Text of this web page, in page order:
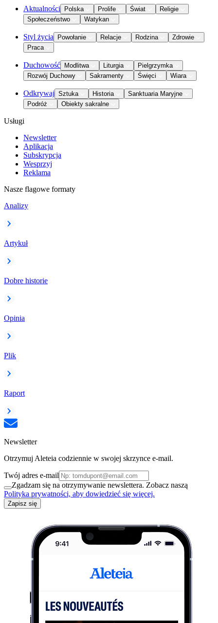
Aktualności Polska Prolife Świat
Religie
Społeczeństwo
Watykan
Styl życia Powołanie Relacje Rodzina
Zdrowie
Praca
Duchowość Modlitwa Liturgia
Pielgrzymka
Rozwój Duchowy
Sakramenty Święci Wiara
Odkrywaj Sztuka Historia
Sanktuaria Maryjne
Podróż
Obiekty sakralne
Usługi
Newsletter
Aplikacja
Subskrypcja
Wesprzyj
Reklama
Nasze flagowe formaty
Analizy
Artykuł
Dobre historie
Opinia
Plik
Raport
Newsletter
Otrzymuj Aleteia codziennie w swojej skrzynce e-mail.
Twój adres e-mail
Zgadzam się na otrzymywanie newslettera. Zobacz naszą
Polityka prywatności, aby dowiedzieć się więcej.
Zapisz się